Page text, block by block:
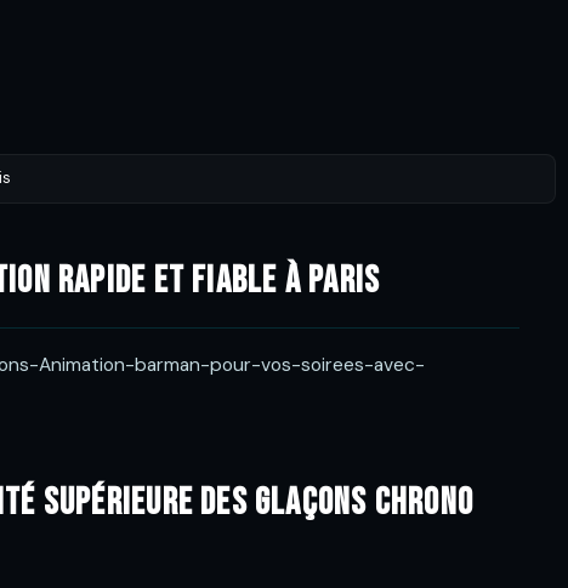
Rapide et Fiable à Paris
Animation-barman-pour-vos-soirees-avec-
Supérieure des Glaçons Chrono